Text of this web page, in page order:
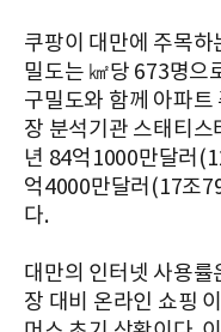
쿠팡이 대만에 주목하
밀도는 ㎢당 673명으
구밀도와 함께 아파트
장 분석기관 스태티
년 84억1000만달러
억4000만달러(17조
다.
대만의 인터넷 사용률
장 대비 온라인 쇼핑